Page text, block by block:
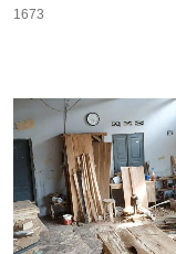
1673